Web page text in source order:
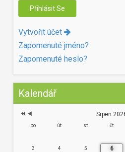
Vytvořit účet
Zapomenuté jméno?
Zapomenuté heslo?
Kalendář
Srpen
po út st čt
3 4 5 6